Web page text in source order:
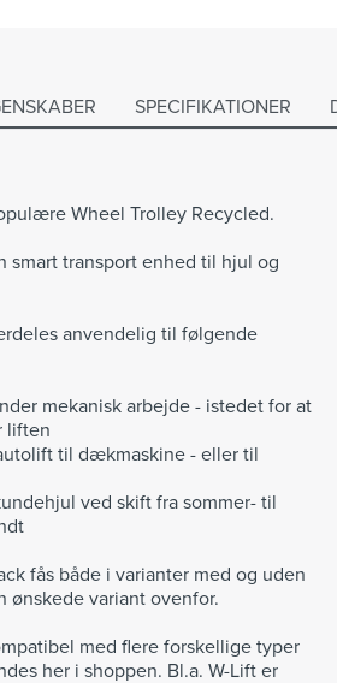
SPECIFIKATIONER
Wheel Trolley Recycled.
smart transport enhed til hjul og
anvendelig til følgende
mekanisk arbejde - istedet for at
liften
til dækmaskine - eller til
ved skift fra sommer- til
fås både i varianter med og uden
ønskede variant ovenfor.
med flere forskellige typer
her i shoppen. Bl.a. W-Lift er